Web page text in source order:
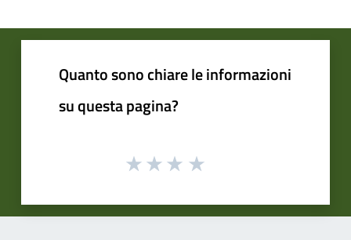
Quanto sono chiare le informazioni
su questa pagina?